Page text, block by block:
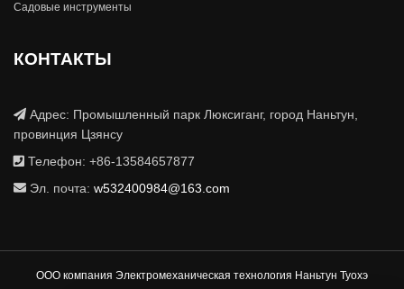
Садовые инструменты
КОНТАКТЫ
Адрес: Промышленный парк Люксиганг, город Наньтун,
провинция Цзянсу
Телефон: +86-13584657877
Эл. почта: w532400984@163.com
ООО компания Электромеханическая технология Наньтун Туохэ